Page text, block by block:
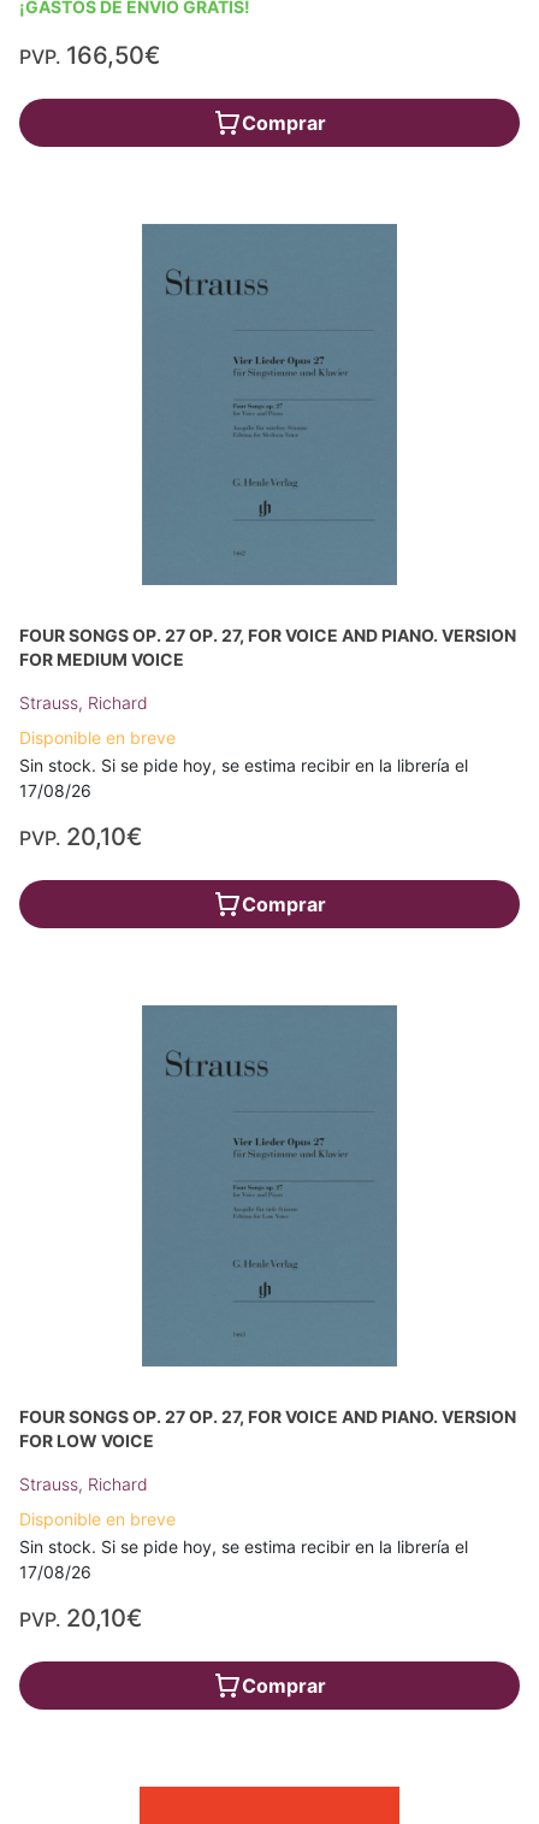
¡GASTOS DE ENVÍO GRATIS!
PVP. 166,50€
Comprar
FOUR SONGS OP. 27 OP. 27, FOR VOICE AND PIANO. VERSION
FOR MEDIUM VOICE
Strauss, Richard
Disponible en breve
Sin stock. Si se pide hoy, se estima recibir en la librería el
17/08/26
PVP. 20,10€
Comprar
FOUR SONGS OP. 27 OP. 27, FOR VOICE AND PIANO. VERSION
FOR LOW VOICE
Strauss, Richard
Disponible en breve
Sin stock. Si se pide hoy, se estima recibir en la librería el
17/08/26
PVP. 20,10€
Comprar